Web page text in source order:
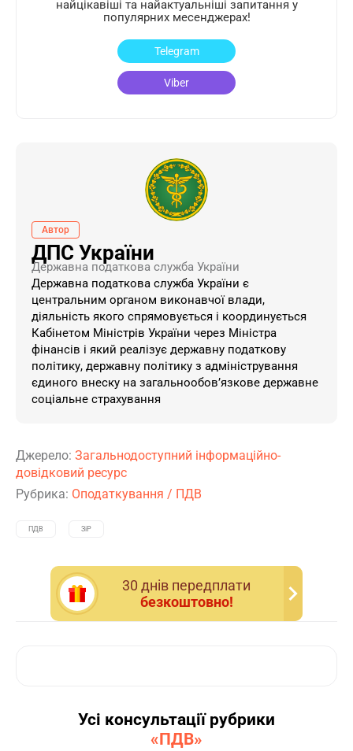
найцікавіші та найактуальніші запитання у
популярних месенджерах!
Telegram
Viber
Автор
ДПС України
Державна податкова служба України
Державна податкова служба України є
центральним органом виконавчої влади,
діяльність якого спрямовується і координується
Кабінетом Міністрів України через Міністра
фінансів і який реалізує державну податкову
політику, державну політику з адміністрування
єдиного внеску на загальнообов’язкове державне
соціальне страхування
Джерело: Загальнодоступний інформаційно-
довідковий ресурс
Рубрика: Оподаткування / ПДВ
ПДВ ЗіР
30 днiв передплати
безкоштовно!
Усі консультації рубрики
«ПДВ»